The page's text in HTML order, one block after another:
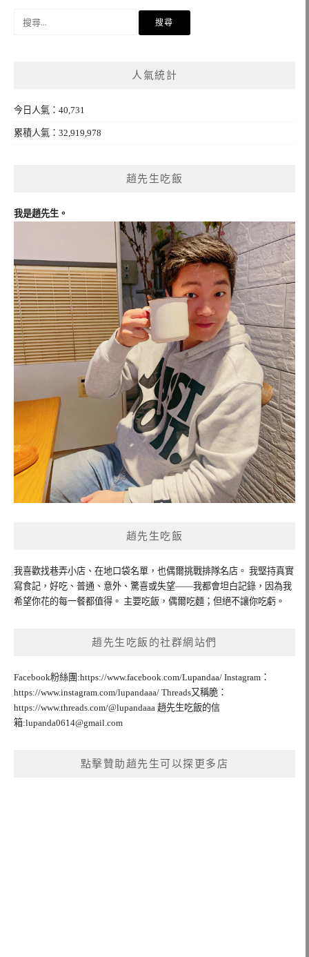
覽
人氣統計
今日人氣：40,731
累積人氣：32,919,978
趙先生吃飯
我是趙先生。
趙先生吃飯
我喜歡找巷弄小店、在地口袋名單，也偶爾挑戰排隊名店。 我堅持真實
寫食記，好吃、普通、意外、驚喜或失望——我都會坦白記錄，因為我
希望你花的每一餐都值得。 主要吃飯，偶爾吃麵；但絕不讓你吃虧。
趙先生吃飯的社群網站們
Facebook粉絲團:https://www.facebook.com/Lupandaa/ Instagram：
https://www.instagram.com/lupandaaa/ Threads又稱脆：
https://www.threads.com/@lupandaaa 趙先生吃飯的信
箱:lupanda0614@gmail.com
點擊贊助趙先生可以探更多店